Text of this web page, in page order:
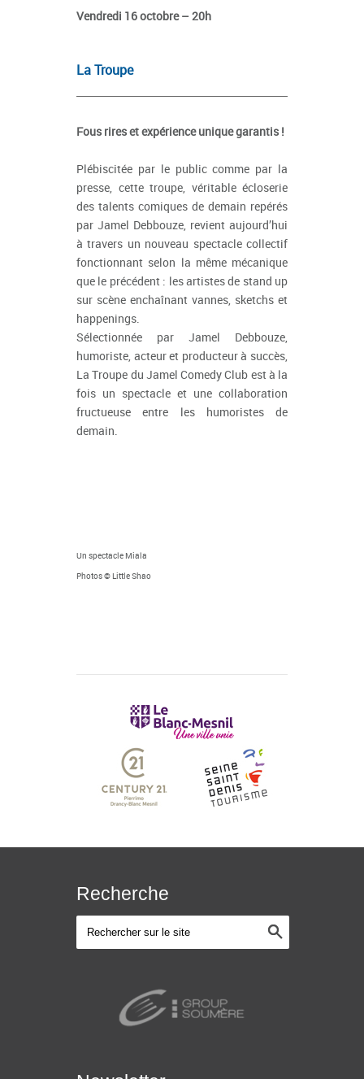
Vendredi 16 octobre – 20h
La Troupe
Fous rires et expérience unique garantis !
Plébiscitée par le public comme par la
presse, cette troupe, véritable écloserie
des talents comiques de demain repérés
par Jamel Debbouze, revient aujourd’hui
à travers un nouveau spectacle collectif
fonctionnant selon la même mécanique
que le précédent : les artistes de stand up
sur scène enchaînant vannes, sketchs et
happenings.
Sélectionnée par Jamel Debbouze,
humoriste, acteur et producteur à succès,
La Troupe du Jamel Comedy Club est à la
fois un spectacle et une collaboration
fructueuse entre les humoristes de
demain.
Un spectacle Miala
Photos © Little Shao
Recherche